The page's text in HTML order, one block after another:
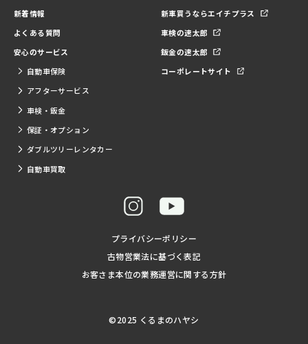
新着情報
よくある質問
安心のサービス
自動車保険
アフターサービス
車検・鈑金
保証・オプション
ダブルツリーレンタカー
自動車買取
新車買うならエイチプラス
車検の速太郎
鈑金の速太郎
コーポレートサイト
プライバシーポリシー
古物営業法に基づく表記
お客さま本位の業務運営に関する方針
©2025 くるまのハヤシ